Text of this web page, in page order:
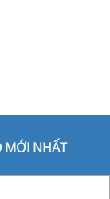
MỚI NHẤT